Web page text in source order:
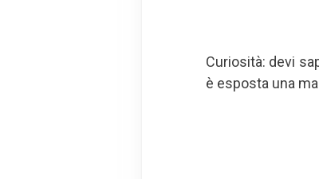
Curiosità: devi
è esposta una